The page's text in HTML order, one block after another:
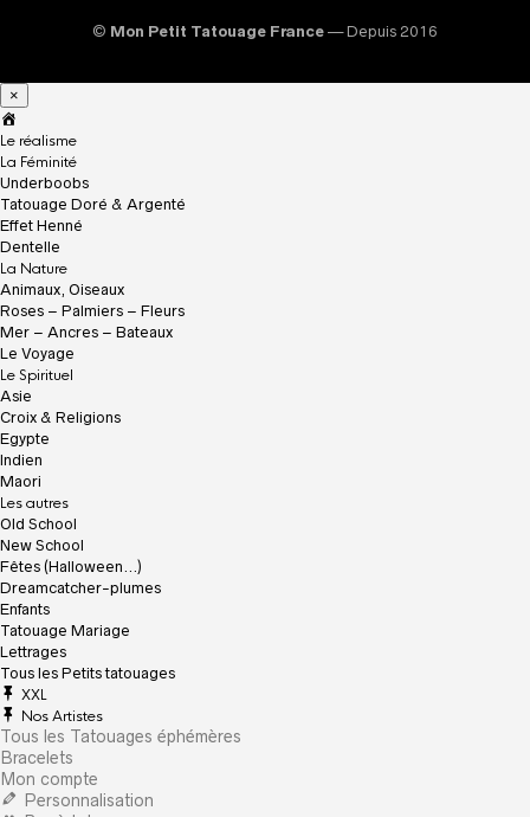
© Mon Petit Tatouage France — Depuis 2016
×
c
c
u
e
i
l
Le réalisme
La Féminité
Underboobs
Tatouage Doré & Argenté
Effet Henné
Dentelle
La Nature
Animaux, Oiseaux
Roses – Palmiers – Fleurs
Mer – Ancres – Bateaux
Le Voyage
Le Spirituel
Asie
Croix & Religions
Egypte
Indien
Maori
Les autres
Old School
New School
Fêtes (Halloween…)
Dreamcatcher-plumes
Enfants
Tatouage Mariage
Lettrages
Tous les Petits tatouages
XXL
Nos Artistes
Tous les Tatouages éphémères
Bracelets
Mon compte
Personnalisation